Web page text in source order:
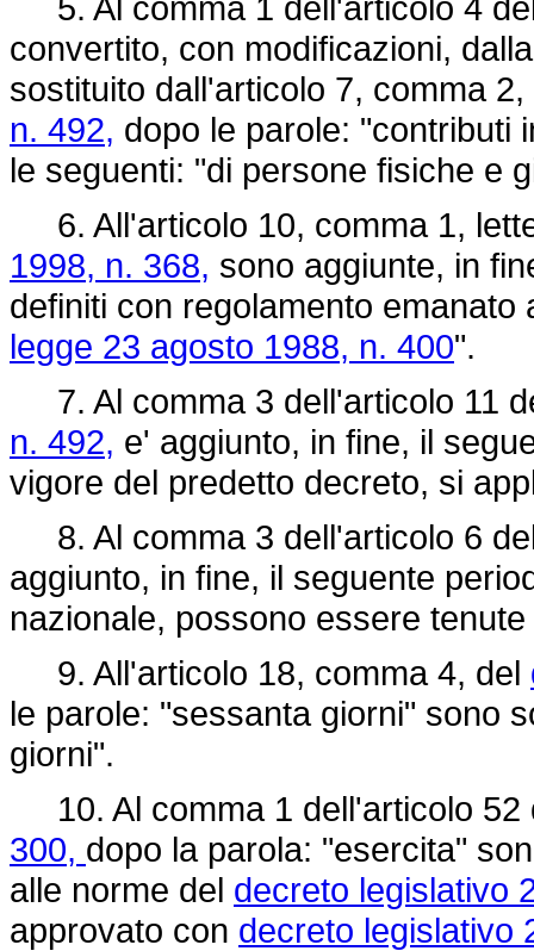
convertito, con modificazioni,
sostituito dall'articolo 7, comma
n. 492, dopo le parole: "contributi
le seguenti: "di persone fisiche e
6. All'articolo 10, comma 1,
1998, n. 368, sono aggiunte, in
definiti con regolamento
legge 23 agosto 1988, n. 400".
7. Al comma 3 dell'articolo 11
n. 492, e' aggiunto, in fine, il
vigore del predetto decreto, si
8. Al comma 3 dell'articolo 6
aggiunto, in fine, il seguente
nazionale, possono essere
9. All'articolo 18, comma 4, del
le parole: "sessanta giorni" sono
giorni".
10. Al comma 1 dell'articolo
300, dopo la parola: "esercita"
alle norme del decreto legislativo
approvato con decreto legislativo